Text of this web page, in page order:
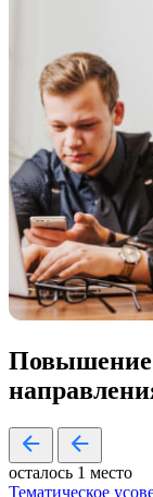
Повышение
осталось 1 место
Тематическое